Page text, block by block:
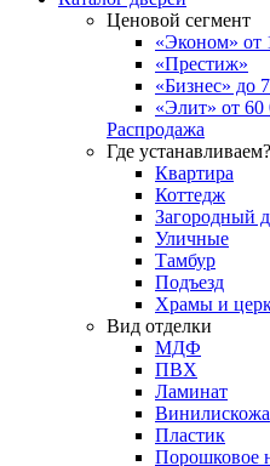
Ценовой сегмент
«Эконом» от
«Престиж»
«Бизнес» до
«Элит» от 60
Распродажа
Где устанавливаем?
Квартира
Коттедж
Загородный
Уличные
Тамбур
Подъезд
Храмы и
Вид отделки
МДФ
ПВХ
Ламинат
Винилискожа
Пластик
Порошковое